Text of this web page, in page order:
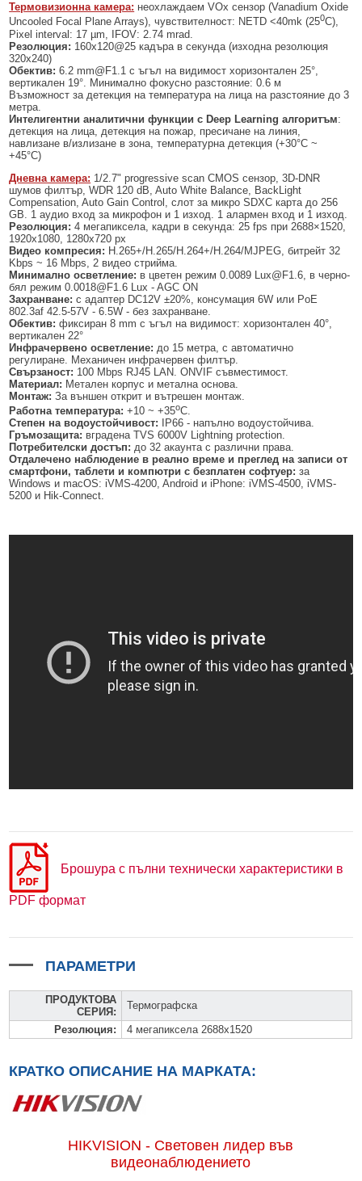
Термовизионна камера: неохлаждаем VOx сензор (Vanadium Oxide
Uncooled Focal Plane Arrays), чувствителност: NETD <40mk (250C),
Pixel interval: 17 µm, IFOV: 2.74 mrad.
Резолюция: 160х120@25 кадъра в секунда (изходна резолюция
320х240)
Обектив: 6.2 mm@F1.1 с ъгъл на видимост хоризонтален 25°,
вертикален 19°. Минимално фокусно разстояние: 0.6 м
Възможност за детекция на температура на лица на разстояние до 3
метра.
Интелигентнианалитичнифункции с Deep Learning алгоритъм:
детекция на лица, детекция на пожар, пресичане на линия,
навлизане в/излизане в зона, температурна детекция (+30°С ~
+45°С)
Дневна камера: 1/2.7" progressive scan CMOS сензор, 3D-DNR
шумов филтър, WDR 120 dB, Auto White Balance, BackLight
Compensation, Auto Gain Control, слот за микро SDXC карта до 256
GB. 1 аудио вход за микрофон и 1 изход. 1 алармен вход и 1 изход.
Резолюция: 4 мегапиксела, кадри в секунда: 25 fps при 2688×1520,
1920x1080, 1280x720 px
Видео компресия: H.265+/H.265/H.264+/H.264/MJPEG, битрейт 32
Kbps ~ 16 Mbps, 2 видео стрийма.
Минимално осветление: в цветен режим 0.0089 Lux@F1.6, в черно-
бял режим 0.0018@F1.6 Lux - AGC ON
Захранване: с адаптер DC12V ±20%, консумация 6W или PoE
802.3af 42.5-57V - 6.5W - без захранване.
Обектив: фиксиран 8 mm с ъгъл на видимост: хоризонтален 40°,
вертикален 22°
Инфрачервено осветление: до 15 метра, с автоматично
регулиране. Механичен инфрачервен филтър.
Свързаност: 100 Mbps RJ45 LAN. ONVIF съвместимост.
Материал: Метален корпус и метална основа.
Монтаж: За външен открит и вътрешен монтаж.
Работна температура:+10 ~ +35оC.
Степен на водоустойчивост: IP66 - напълно водоустойчива.
Гръмозащита: вградена TVS 6000V Lightning protection.
Потребителски достъп: до 32 акаунта с различни права.
Отдалечено наблюдение в реално време и преглед на записи от
смартфони, таблети и компютри с безплатен софтуер:за
Windows и macOS: iVMS-4200, Android и iPhone: iVMS-4500, iVMS-
5200 и Hik-Connect.
Брошура с пълни технически характеристики в
PDF формат
ПАРАМЕТРИ
ПРОДУКТОВА
СЕРИЯ :
Термографска
Резолюция: 4 мегапиксела 2688x1520
КРАТКО ОПИСАНИЕ НА МАРКАТА:
HIKVISION - Световен лидер във
видеонаблюдението